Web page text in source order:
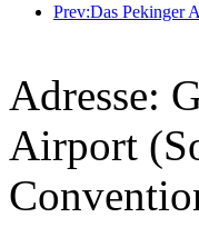
Adresse:
Airport